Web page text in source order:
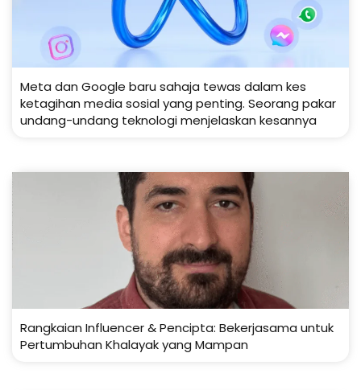
Meta dan Google baru sahaja tewas dalam kes
ketagihan media sosial yang penting. Seorang pakar
undang-undang teknologi menjelaskan kesannya
Rangkaian Influencer & Pencipta: Bekerjasama untuk
Pertumbuhan Khalayak yang Mampan